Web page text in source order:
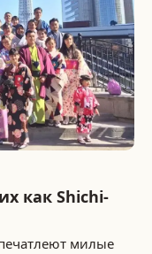
как Shichi-
милые